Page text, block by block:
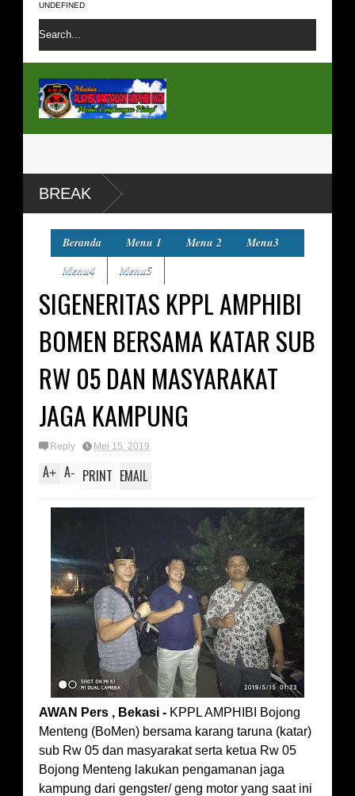
UNDEFINED
BREAK
Beranda Menu 1 Menu 2
Menu3
Menu4
Menu5
SIGENERITAS KPPL AMPHIBI
BOMEN BERSAMA KATAR SUB
RW 05 DAN MASYARAKAT
JAGA KAMPUNG
Reply Mei 15, 2019
A+ A- PRINT EMAIL
AWAN Pers , Bekasi - KPPL AMPHIBI Bojong
Menteng (BoMen) bersama karang taruna (katar)
sub Rw 05 dan masyarakat serta ketua Rw 05
Bojong Menteng lakukan pengamanan jaga
kampung dari gengster/ geng motor yang saat ini